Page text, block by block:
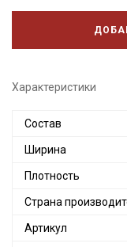
Характеристики
Состав
Ширина
Плотность
Страна
Артикул